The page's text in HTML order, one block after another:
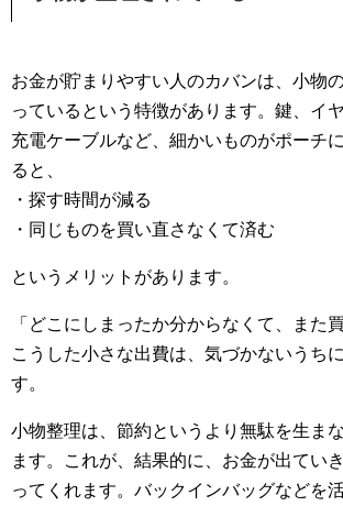
お金が貯まりやすい人のカバンは、小物
っているという特徴があります。鍵、イ
充電ケーブルなど、細かいものがポーチ
ると、
・探す時間が減る
・同じものを買い直さなくて済む
というメリットがあります。
「どこにしまったか分からなくて、また
こうした小さな出費は、気づかないうち
す。
小物整理は、節約というより無駄を生ま
ます。これが、結果的に、お金が出てい
ってくれます。バックインバッグなどを